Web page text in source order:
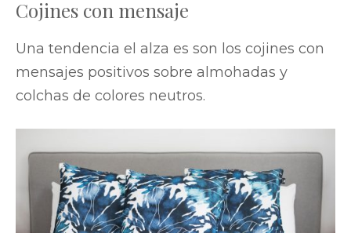
Cojines con mensaje
Una tendencia el alza es son los cojines con
mensajes positivos sobre almohadas y
colchas de colores neutros.